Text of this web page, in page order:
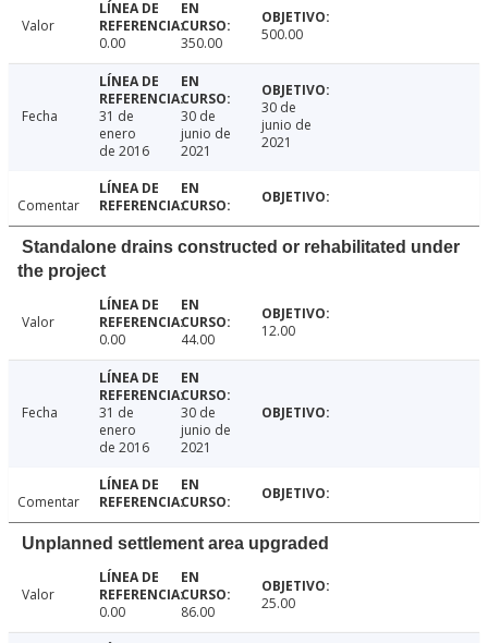
Valor
0.00
350.00 500.00
Fecha
31 de
enero
de 2016
30 de
junio de
2021
30 de
junio de
2021
Comentar
Standalone drains constructed or rehabilitated under
the project
Valor
0.00
44.00 12.00
Fecha
31 de
enero
de 2016
30 de
junio de
2021
Comentar
Unplanned settlement area upgraded
Valor
0.00
86.00 25.00